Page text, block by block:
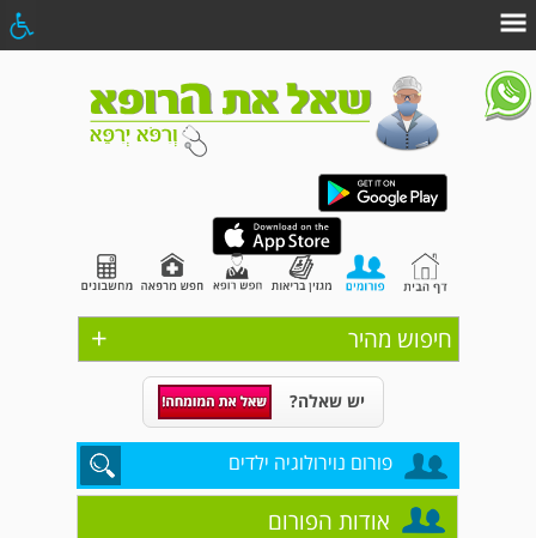
+ חיפוש מהיר
יש שאלה?
פורום נוירולוגיה ילדים
אודות הפורום